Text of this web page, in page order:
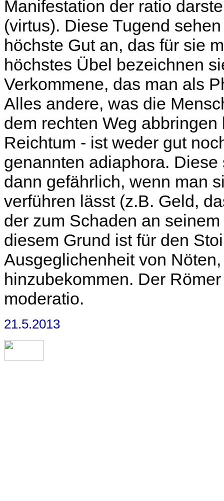
Manifestation der ratio
(virtus). Diese Tugend
höchste Gut an, das für sie
höchstes Übel bezeichnen
Verkommene, das man als
Alles andere, was die
dem rechten Weg
Reichtum - ist weder gut
genannten adiaphora.
dann gefährlich, wenn man
verführen lässt (z.B. Geld,
der zum Schaden an
diesem Grund ist für den
Ausgeglichenheit von
hinzubekommen. Der
moderatio.
21.5.2013